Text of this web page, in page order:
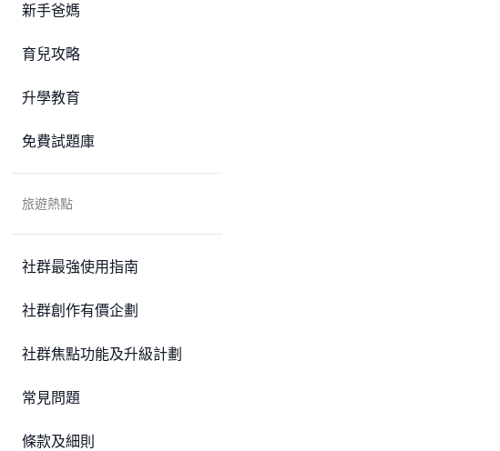
新手爸媽
育兒攻略
升學教育
免費試題庫
旅遊熱點
社群最強使用指南
社群創作有價企劃
社群焦點功能及升級計劃
常見問題
條款及細則